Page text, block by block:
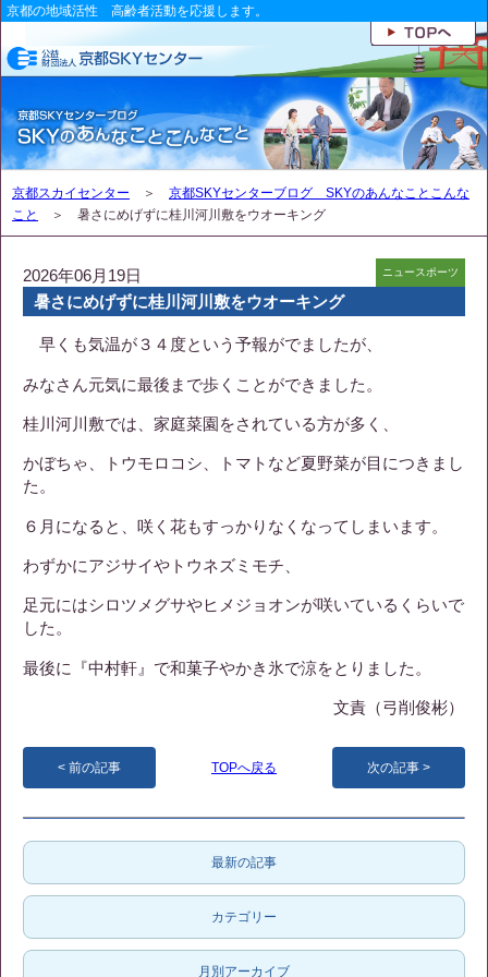
京都の地域活性 高齢者活動を応援します。
京都スカイセンター ＞ 京都SKYセンターブログ SKYのあんなことこんな
こと
＞ 暑さにめげずに桂川河川敷をウオーキング
2026年06月19日 ニュースポーツ
暑さにめげずに桂川河川敷をウオーキング
早くも気温が３４度という予報がでましたが、
みなさん元気に最後まで歩くことができました。
桂川河川敷では、家庭菜園をされている方が多く、
かぼちゃ、トウモロコシ、トマトなど夏野菜が目につきまし
た。
６月になると、咲く花もすっかりなくなってしまいます。
わずかにアジサイやトウネズミモチ、
足元にはシロツメグサやヒメジョオンが咲いているくらいで
した。
最後に『中村軒』で和菓子やかき氷で涼をとりました。
文責（弓削俊彬）
前の記事 TOPへ戻る 次の記事
最新の記事
カテゴリー
月別アーカイブ